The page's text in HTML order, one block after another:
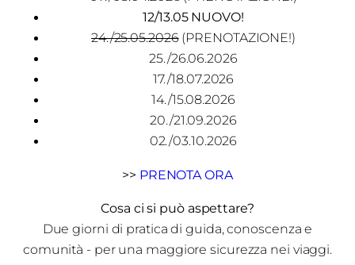
12/13.05 NUOVO!
24./25.05.2026(PRENOTAZIONE!)
25./26.06.2026
17./18.07.2026
14./15.08.2026
20./21.09.2026
02./03.10.2026
>> PRENOTA ORA
Cosa ci si può aspettare?
Due giorni di pratica di guida, conoscenza e
comunità - per una maggiore sicurezza nei viaggi.